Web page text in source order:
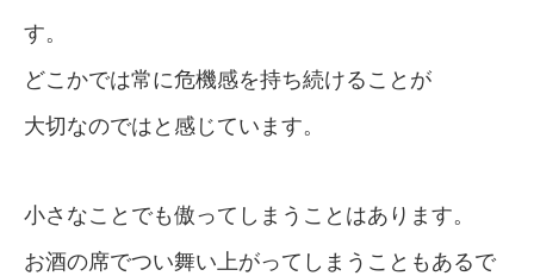
す。
どこかでは常に危機感を持ち続けることが
大切なのではと感じています。
小さなことでも傲ってしまうことはあります。
お酒の席でつい舞い上がってしまうこともあるで